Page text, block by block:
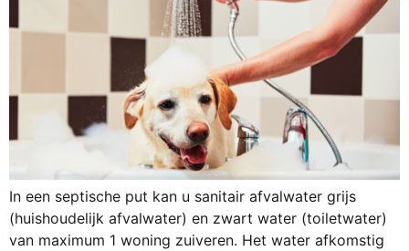
In een septische put kan u sanitair afvalwater grijs
(huishoudelijk afvalwater) en zwart water (toiletwater)
van maximum 1 woning zuiveren. Het water afkomstig